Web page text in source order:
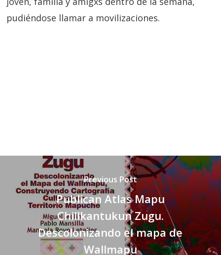
pudiéndose llamar a movilizaciones.
Previous Post
Publican Atlas Mapu
Chillkantukun Zugu.
Descolonizando el mapa de
Wallmapu